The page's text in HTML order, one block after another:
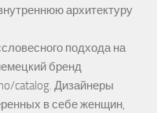
архитектуру
подхода на
бренд
catalog. Дизайнеры
в себе женщин,